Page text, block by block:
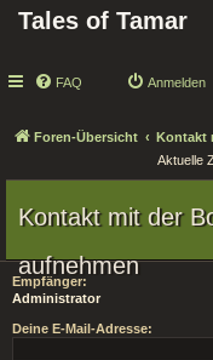
Tales of Tamar
FAQ Anmelden
Foren-Übersicht Kontakt
Aktuelle
Kontakt mit der
aufnehmen
Empfänger:
Administrator
Deine E-Mail-Adresse: